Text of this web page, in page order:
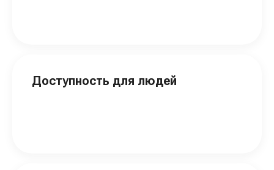
Доступность для людей